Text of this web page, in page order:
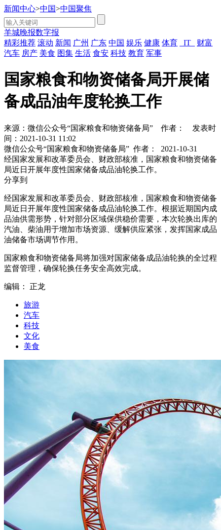
新闻中心>中国>中国聚焦
羊城晚报数字报
精彩推荐 滚动 新闻 广州 广东 中国 娱乐 健康 体育 IT
财富
汽车 房产 美食 图集 生活 食安 科技 教育 军事
国家粮食和物资储备局开展储
备成品油年度轮换工作
来源：微信公众号“国家粮食和物资储备局” 作者：
发表时
间：2021-10-31 11:02
微信公众号“国家粮食和物资储备局” 作者：
2021-10-31
经国家发展和改革委员会、财政部核准，国家粮食和物资储备
局近日开展年度性国家储备成品油轮换工作。
分享到
经国家发展和改革委员会、财政部核准，国家粮食和物资储备
局近日开展年度性国家储备成品油轮换工作。根据近期国内成
品油供需形势，针对部分区域保供稳价需要，本次轮换出库的
汽油、柴油用于增加市场资源、缓解供应紧张，发挥国家成品
油储备市场调节作用。
国家粮食和物资储备局将加强对国家储备成品油轮换的全过程
监督管理，确保轮换任务安全高效完成。
编辑： 正龙
旅游
汽车
科技
文化
美食